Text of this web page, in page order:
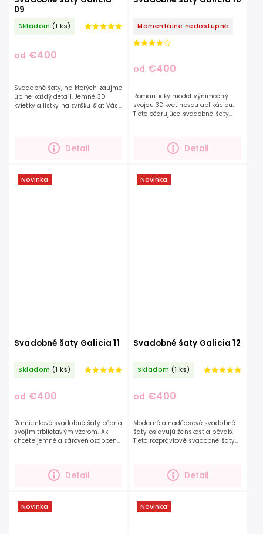
09
Skladom (1 ks)
od €400
Detail
Svadobné šaty, na ktorých zaujme
úplne každý detail. Jemné 3D
kvietky a lístky na zvršku šiat Vás
Momentálne nedostupné
od €400
Detail
Romantický model výnimočný
svojou 3D kvetinovou aplikáciou.
Tieto očarujúce svadobné šaty
opticky predĺži postavu. Hlbšie...
Novinka
Svadobné šaty Galicia 11
Skladom (1 ks)
od €400
Detail
Ramienkové svadobné šaty očaria
svojím trblietavým vzorom. Ak
chcete jemné a zároveň ozdobené
krásneho modelu....
Novinka
Svadobné šaty Galicia 12
Skladom (1 ks)
od €400
Detail
Moderné a nadčasové svadobné
šaty oslavujú ženskosť a pôvab.
Tieto rozprávkové svadobné šaty
detailmi z vás...
Novinka Novinka